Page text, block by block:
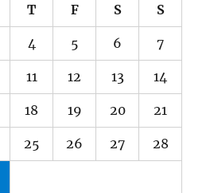
T F S S
4 5 6 7
11 12 13 14
18 19 20 21
25 26 27 28